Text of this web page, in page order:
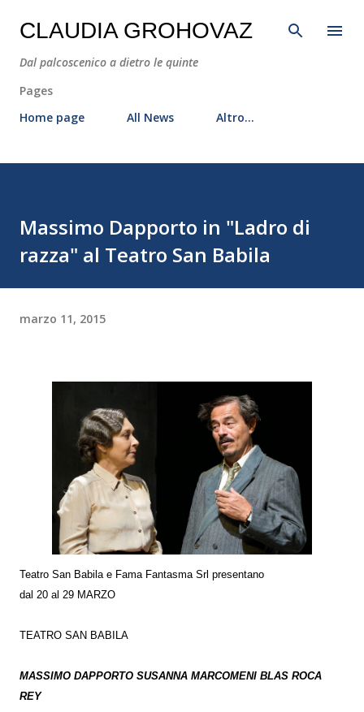
Passa ai contenuti principali
CLAUDIA GROHOVAZ
Dal palcoscenico a dietro le quinte
Pages
Home page
All News Altro…
Massimo Dapporto in "Ladro di
razza" al Teatro San Babila
marzo 11, 2015
Teatro San Babila e Fama Fantasma Srl presentano
dal 20 al 29 MARZO
TEATRO SAN BABILA
MASSIMO DAPPORTO SUSANNA MARCOMENI BLAS ROCA
REY